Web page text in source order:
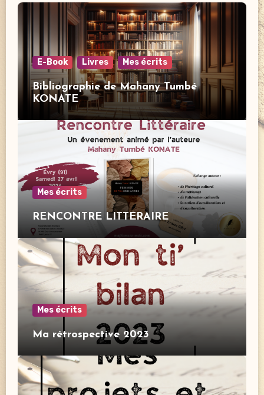
E-Book Livres Mes écrits
Bibliographie de Mahany Tumbé
KONATE
Mes écrits
RENCONTRE LITTÉRAIRE
Mes écrits
Ma rétrospective 2023